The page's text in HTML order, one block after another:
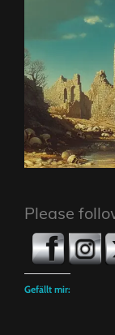
Please
Gefällt mir: